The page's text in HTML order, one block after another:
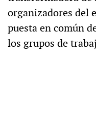
organizadores del
puesta en común
los grupos de